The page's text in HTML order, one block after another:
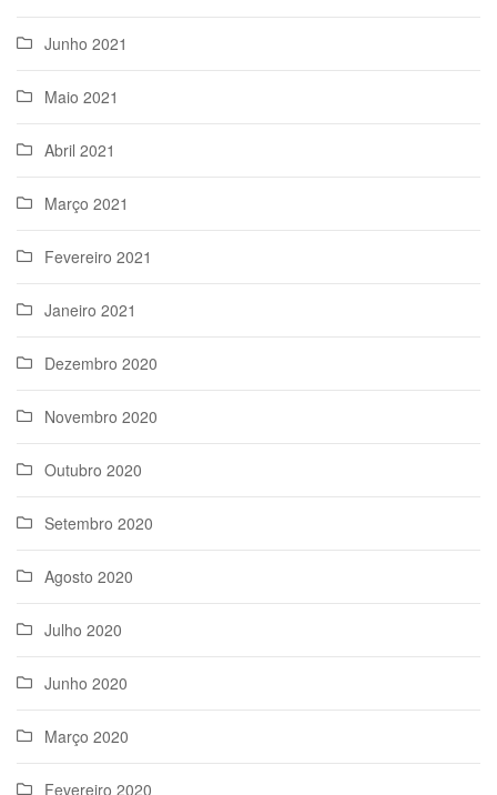
Junho 2021
Maio 2021
Abril 2021
Março 2021
Fevereiro 2021
Janeiro 2021
Dezembro 2020
Novembro 2020
Outubro 2020
Setembro 2020
Agosto 2020
Julho 2020
Junho 2020
Março 2020
Fevereiro 2020